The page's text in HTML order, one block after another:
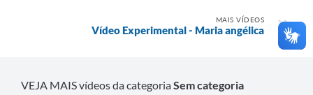
MAIS VÍDEOS
Vídeo Experimental - Maria angélica
VEJA MAIS vídeos da categoriaSem categoria